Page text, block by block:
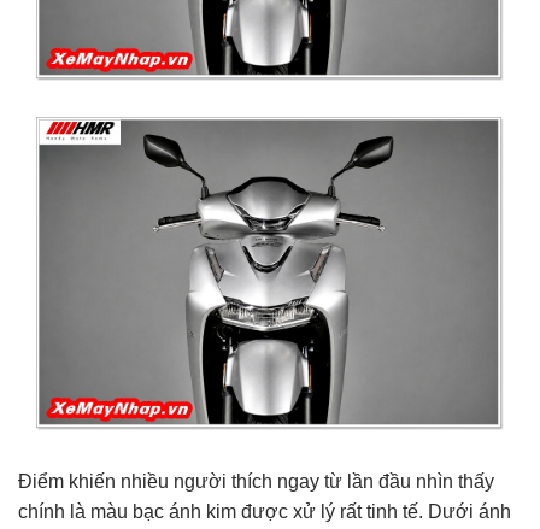
Điểm khiến nhiều người thích ngay từ lần đầu nhìn thấy
chính là màu bạc ánh kim được xử lý rất tinh tế. Dưới ánh